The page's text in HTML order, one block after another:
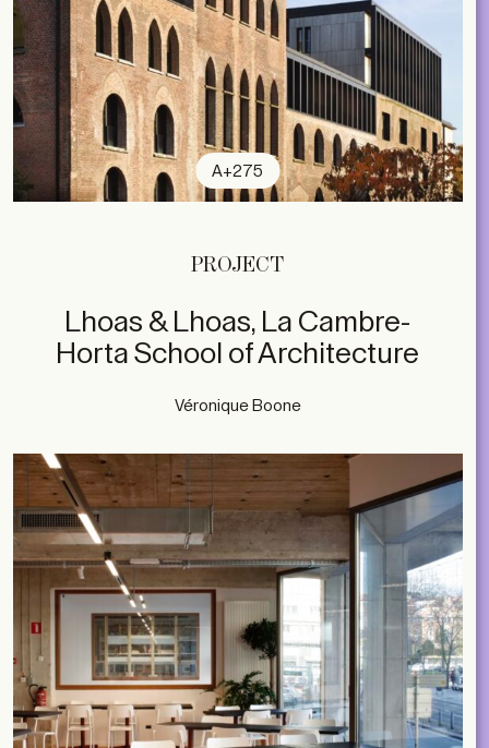
A+275
PROJECT
Lhoas & Lhoas, La Cambre-
Horta School of Architecture
Véronique Boone